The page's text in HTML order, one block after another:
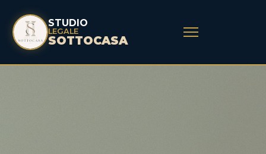
STUDIO
LEGALE
SOTTOCASA